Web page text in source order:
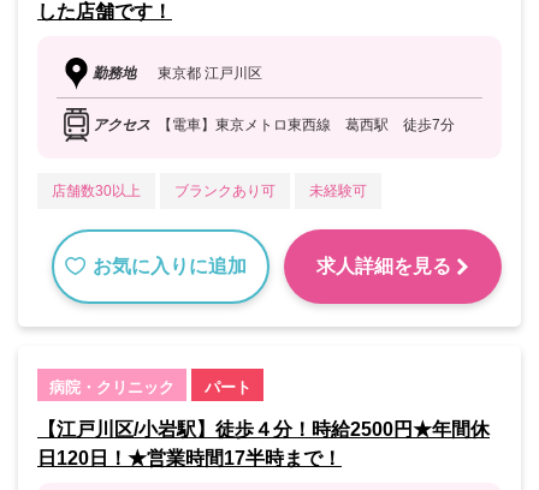
した店舗です！
勤務地 東京都 江戸川区
アクセス 【電車】東京メトロ東西線 葛西駅 徒歩7分
店舗数30以上 ブランクあり可 未経験可
お気に入りに追加 求人詳細を見る
病院・クリニック パート
【江戸川区/小岩駅】徒歩４分！時給2500円★年間休
日120日！★営業時間17半時まで！